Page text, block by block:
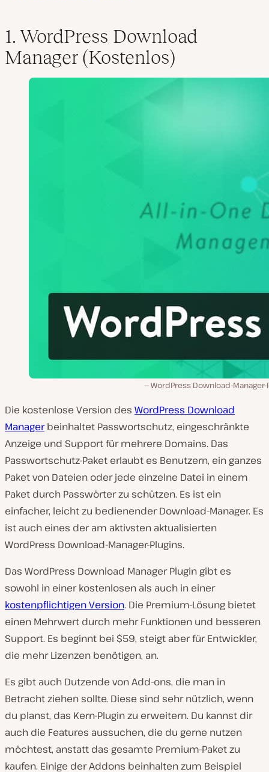
1. WordPress Download
Manager (Kostenlos)
WordPress Download-Manager-
Die kostenlose Version des WordPress Download
Managerbeinhaltet Passwortschutz, eingeschränkte
Anzeige und Support für mehrere Domains. Das
Passwortschutz-Paket erlaubt es Benutzern, ein ganzes
Paket von Dateien oder jede einzelne Datei in einem
Paket durch Passwörter zu schützen. Es ist ein
einfacher, leicht zu bedienender Download-Manager. Es
ist auch eines der am aktivsten aktualisierten
WordPress Download-Manager-Plugins.
Das WordPress Download Manager Plugin gibt es
sowohl in einer kostenlosen als auch in einer
kostenpflichtigen Version. Die Premium-Lösung bietet
einen Mehrwert durch mehr Funktionen und besseren
Support. Es beginnt bei $59, steigt aber für Entwickler,
die mehr Lizenzen benötigen, an.
Es gibt auch Dutzende von Add-ons, die man in
Betracht ziehen sollte. Diese sind sehr nützlich, wenn
du planst, das Kern-Plugin zu erweitern. Du kannst dir
auch die Features aussuchen, die du gerne nutzen
möchtest, anstatt das gesamte Premium-Paket zu
kaufen. Einige der Addons beinhalten zum Beispiel